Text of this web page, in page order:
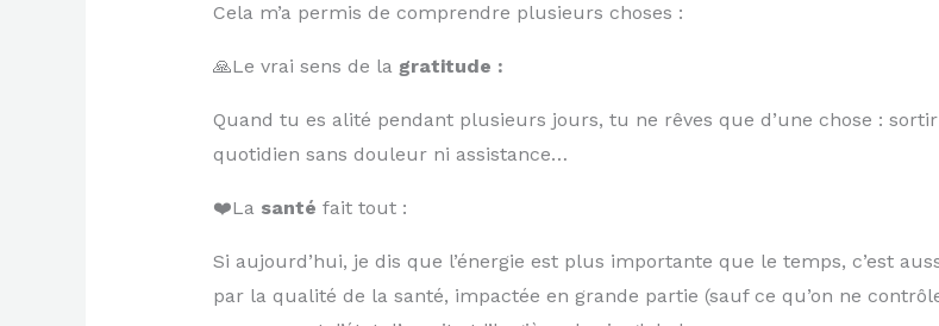
Cela m’a permis de comprendre plusieurs choses :
🙏Le vrai sens de la gratitude :
Quand tu es alité pendant plusieurs jours, tu ne rêves que d’une chose :
quotidien sans douleur ni assistance…
❤️La santé fait tout :
Si aujourd’hui, je dis que l’énergie est plus importante que le temps, c’est
par la qualité de la santé, impactée en grande partie (sauf ce qu’on ne